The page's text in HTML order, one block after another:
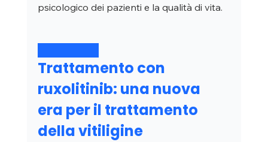
psicologico dei pazienti e la qualità di vita.
Trattamento con
ruxolitinib: una nuova
era per il trattamento
della vitiligine